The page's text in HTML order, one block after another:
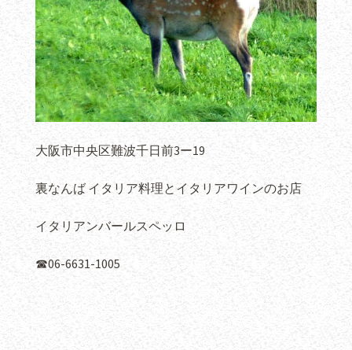
大阪市中央区難波千日前3ー19
裏なんば イタリア料理とイタリアワインのお店
イタリアンバールスペッロ
☎︎06-6631-1005